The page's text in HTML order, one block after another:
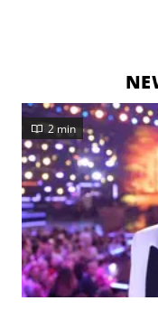
2 min